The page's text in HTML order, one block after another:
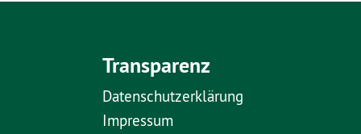
Transparenz
Datenschutzerklärung
Impressum